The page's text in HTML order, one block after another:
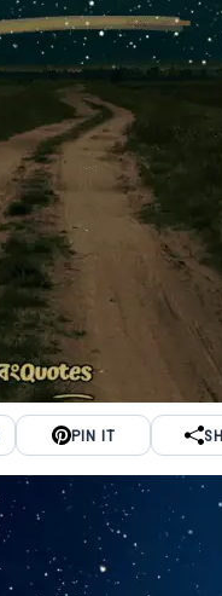
PIN IT